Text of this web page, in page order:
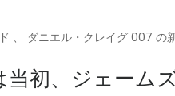
、 ダニエル・クレイグ 007 の
初、ジェーム